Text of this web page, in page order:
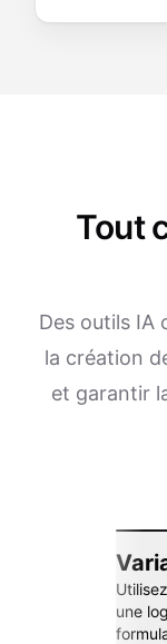
Tout
Des outils IA
la création
et garantir
une